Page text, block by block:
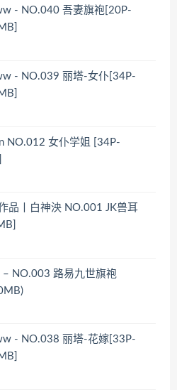
- NO.040 吾妻旗袍[20P-
- NO.039 丽塔-女仆[34P-
NO.012 女仆学姐 [34P-
品丨白神泱 NO.001 JK兽耳
– NO.003 路易九世旗袍
- NO.038 丽塔-花嫁[33P-